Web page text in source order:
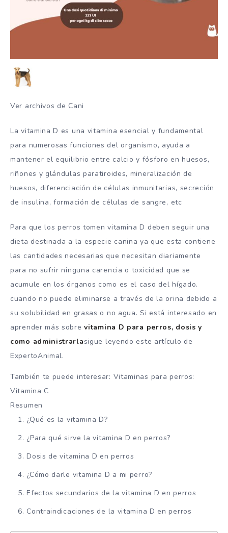
Ver archivos de Cani
La vitamina D es una vitamina esencial y fundamental
para numerosas funciones del organismo, ayuda a
mantener el equilibrio entre calcio y fósforo en huesos,
riñones y glándulas paratiroides, mineralización de
huesos, diferenciación de células inmunitarias, secreción
de insulina, formación de células de sangre, etc
Para que los perros tomen vitamina D deben seguir una
dieta destinada a la especie canina ya que esta contiene
las cantidades necesarias que necesitan diariamente
para no sufrir ninguna carencia o toxicidad que se
acumule en los órganos como es el caso del hígado.
cuando no puede eliminarse a través de la orina debido a
su solubilidad en grasas o no agua. Si está interesado en
aprender más sobrevitamina D para perros, dosis y
como administrarlasigue leyendo este artículo de
ExpertoAnimal.
También te puede interesar: Vitaminas para perros:
Vitamina C
Resumen
¿Qué es la vitamina D?
¿Para qué sirve la vitamina D en perros?
Dosis de vitamina D en perros
¿Cómo darle vitamina D a mi perro?
Efectos secundarios de la vitamina D en perros
Contraindicaciones de la vitamina D en perros